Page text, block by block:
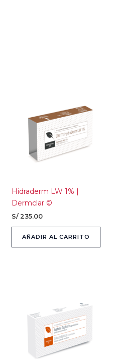
Hidraderm LW 1% |
Dermclar ©
S/ 235.00
AÑADIR AL CARRITO